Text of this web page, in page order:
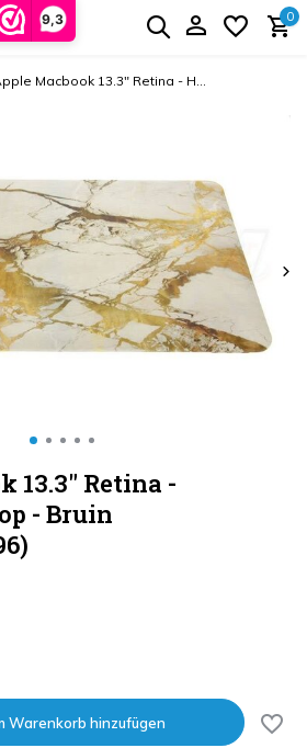
9,3 0
Macbook 13.3" Retina - H...
13.3" Retina -
- Bruin
Warenkorb hinzufügen